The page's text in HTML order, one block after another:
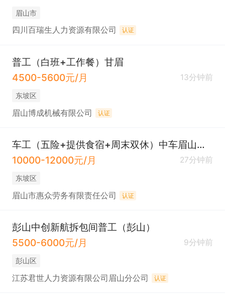
眉山市
四川百瑞生人力资源有限公司 认证
普工（白班+工作餐）甘眉
4500-5600元/月
13分钟前
东坡区
眉山博成机械有限公司 认证
车工（五险+提供食宿+周末双休）中车眉山车辆厂
10000-12000元/月
27分钟前
东坡区
眉山市惠众劳务有限责任公司 认证
彭山中创新航拆包间普工（彭山）
5500-6000元/月
9分钟前
彭山区
江苏君世人力资源有限公司眉山分公司 认证